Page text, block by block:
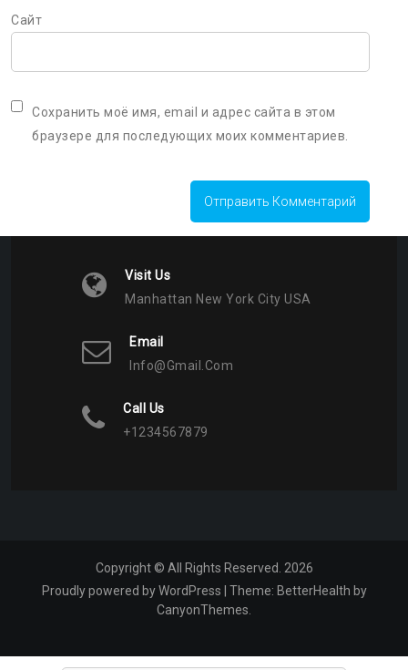
Сайт
Сохранить моё имя, email и адрес сайта в этом
браузере для последующих моих комментариев.
Visit Us
Manhattan New York City USA
Email
Info@gmail.com
Call Us
+1234567879
Copyright © All Rights Reserved. 2026
Proudly powered by WordPress
Theme: BetterHealth by
CanyonThemes.